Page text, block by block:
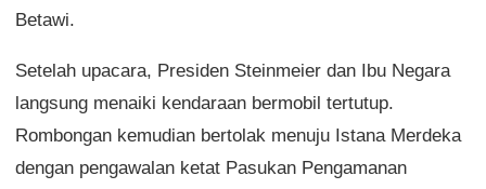
Betawi.
Setelah upacara, Presiden Steinmeier dan Ibu Negara
langsung menaiki kendaraan bermobil tertutup.
Rombongan kemudian bertolak menuju Istana Merdeka
dengan pengawalan ketat Pasukan Pengamanan